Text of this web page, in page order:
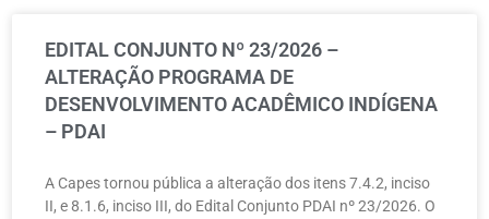
EDITAL CONJUNTO Nº 23/2026 –
ALTERAÇÃO PROGRAMA DE
DESENVOLVIMENTO ACADÊMICO INDÍGENA
– PDAI
A Capes tornou pública a alteração dos itens 7.4.2, inciso
II, e 8.1.6, inciso III, do Edital Conjunto PDAI nº 23/2026. O